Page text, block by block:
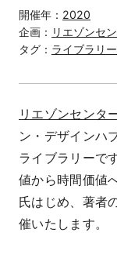
開催年： 2020
企画： リエゾンセ
タグ： ライブラリー
リエゾンセンタ
ン・デザインハ
ライブラリーで
値から時間価値
氏はじめ、著者
催いたします。